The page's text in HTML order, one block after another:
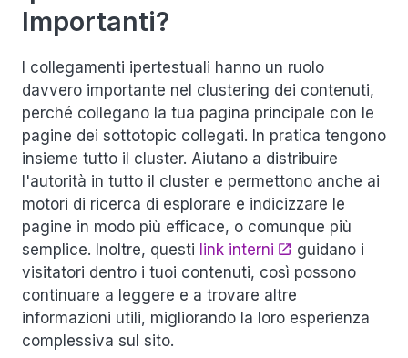
Importanti?
I collegamenti ipertestuali hanno un ruolo
davvero importante nel clustering dei contenuti,
perché collegano la tua pagina principale con le
pagine dei sottotopic collegati. In pratica tengono
insieme tutto il cluster. Aiutano a distribuire
l'autorità in tutto il cluster e permettono anche ai
motori di ricerca di esplorare e indicizzare le
pagine in modo più efficace, o comunque più
semplice. Inoltre, questi link interni
guidano i
visitatori dentro i tuoi contenuti, così possono
continuare a leggere e a trovare altre
informazioni utili, migliorando la loro esperienza
complessiva sul sito.